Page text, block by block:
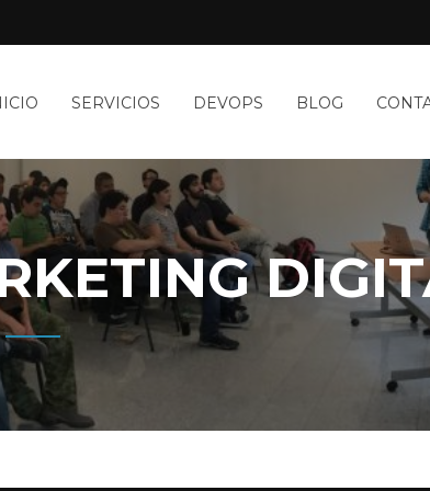
SERVICIOS DEVOPS BLOG